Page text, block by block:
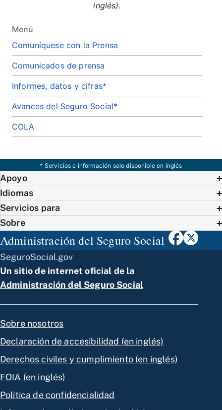
Menú
Comuníquese con la Prensa
Comunicados de prensa
Informes, datos y cifras*
Avances del Seguro Social*
COLA
inglés).
* Servicios e información solo disponible en inglés
Apoyo
Idiomas
Servicios para
Sobre
Administración del Seguro Social
SeguroSocial.gov
Un sitio de internet oficial de la
Administración del Seguro Social
Sobre nosotros
Declaración de accesibilidad (en inglés)
Derechos civiles y cumplimiento (en inglés)
FOIA (en inglés)
Política de confidencialidad